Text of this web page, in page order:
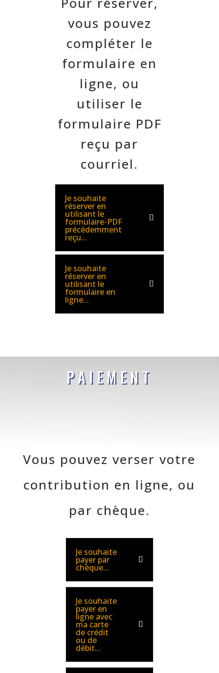
vous pouvez
compléter le
formulaire en
ligne, ou
utiliser le
formulaire PDF
reçu par
courriel.
Je souhaite
réserver en
utilisant le
formulaire-PDF
précédemment
reçu...
Je souhaite
réserver en
utilisant le
formulaire en
ligne...
PAIEMENT
Vous pouvez verser votre
contribution en ligne, ou
par chèque.
Je souhaite
payer par
chèque...
Je souhaite
payer en
ligne avec
ma carte
de crédit
ou de
débit...